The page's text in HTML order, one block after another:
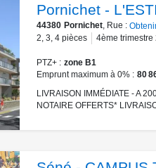
Pornichet -
44380 Pornichet, Rue :
2 3 4 pièces 4ème trimestre
PTZ+
zone B1
Emprunt maximum à 0%
80
LIVRAISON IMMÉDIATE - A
NOTAIRE OFFERTS*